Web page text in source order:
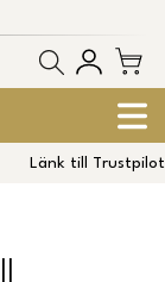
Länk till Trustpilot